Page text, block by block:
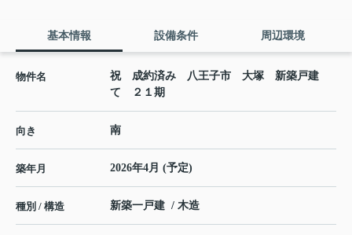
基本情報 設備条件 周辺環境
物件名
祝 成約済み 八王子市 大塚 新築戸建
て ２１期
向き 南
築年月 2026年4月 (予定)
種別 / 構造 新築一戸建 / 木造